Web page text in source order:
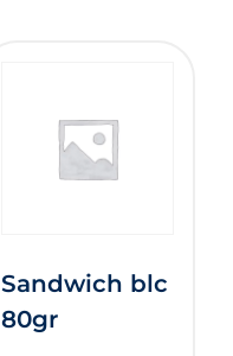
Sandwich blc
80gr